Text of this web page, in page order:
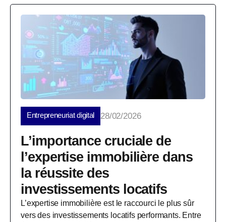
Entrepreneuriat digital 28/02/2026
L’importance cruciale de
l’expertise immobilière dans
la réussite des
investissements locatifs
L’expertise immobilière est le raccourci le plus sûr
vers des investissements locatifs performants. Entre